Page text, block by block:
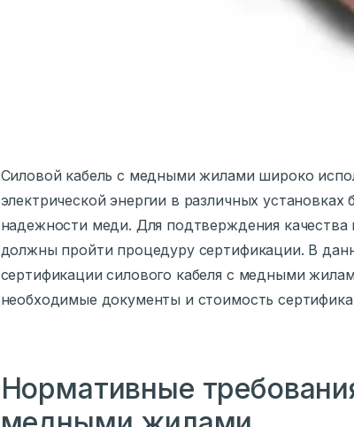
Силовой кабель с медными жилами широко
электрической энергии в различных
надежности меди. Для подтверждения качества
должны пройти процедуру сертификации. В
сертификации силового кабеля с медными
необходимые документы и стоимость
Нормативные